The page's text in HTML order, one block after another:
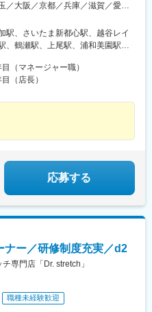
／大阪／京都／兵庫／滋賀／愛知
店舗続々オープン＞愛知、東京、
考慮◎U・Iターン歓迎◎引っ越し
り※以下店舗への配属の場合は、
芸大学・三軒茶屋・中目黒・下北
徒町・八王子・月島・ヨドバシ
練馬└神奈川：武蔵小杉・元住
ール成田└兵庫：神戸元町・三宮
・ニッケパークタウン加古川・
：広島本通・ゆめタウン広島└岡
駅、さいたま新都心駅、越谷レイ
、鶴瀬駅、上尾駅、浦和美園駅、
谷駅、錦糸町駅、亀戸駅、東京
駅、宝町駅(東京都)、四谷三丁目
京都)、有楽町駅、新宿西口駅、
田駅、東中野駅、虎ノ門ヒルズ
駅、戸塚駅、横浜駅、茅ケ崎駅、
、平塚駅、橋本駅(神奈川県)、二俣
ゆめが丘駅、藤沢駅、日吉駅(神奈
、美濃青柳駅、名鉄名古屋駅、名
駅、矢場町駅、国際センター駅、
んくう常滑駅、港区役所駅、安城
八幡駅(愛知県)、荒子川公園駅、
、京都河原町駅、北大路駅、西院
んば駅(南海線)、近鉄八尾駅、大
駅(地下鉄)、横堤駅、大日駅、心
（マネージャー職）
（店長）
応募する
ナー／研修制度充実／d2
専門店「Dr. stretch」
職種未経験歓迎